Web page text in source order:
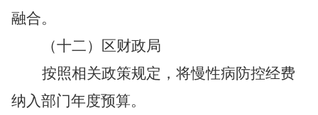
融合。
（十二）区财政局
按照相关政策规定，将慢性病防控经费
纳入部门年度预算。